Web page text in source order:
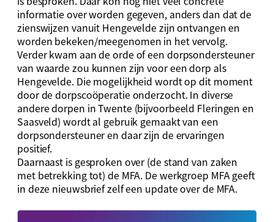
informatie over worden gegeven, anders dan dat de
zienswijzen vanuit Hengevelde zijn ontvangen en
worden bekeken/meegenomen in het vervolg.
Verder kwam aan de orde of een dorpsondersteuner
van waarde zou kunnen zijn voor een dorp als
Hengevelde. Die mogelijkheid wordt op dit moment
door de dorpscoöperatie onderzocht. In diverse
andere dorpen in Twente (bijvoorbeeld Fleringen en
Saasveld) wordt al gebruik gemaakt van een
dorpsondersteuner en daar zijn de ervaringen
positief.
Daarnaast is gesproken over (de stand van zaken
met betrekking tot) de MFA. De werkgroep MFA geeft
in deze nieuwsbrief zelf een update over de MFA.